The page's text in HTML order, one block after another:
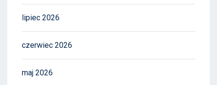
lipiec 2026
czerwiec 2026
maj 2026